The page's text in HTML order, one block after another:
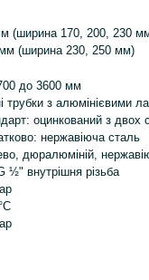
(ширина 170, 200, 230
(ширина 230, 250 мм)
до 3600 мм
трубки з алюмінієвими
оцинкований з двох
нержавіюча сталь
дюралюміній,
½" внутрішня різьба